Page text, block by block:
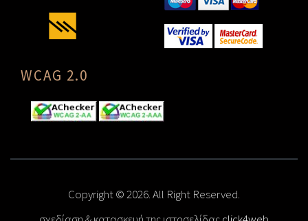
WCAG 2.0
Copyright © 2026. All Right Reserved.